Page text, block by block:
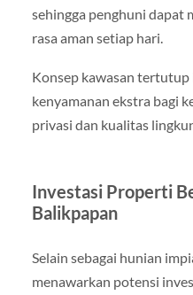
sehingga penghuni dapat
rasa aman setiap hari.
Konsep kawasan tertutup
kenyamanan ekstra bagi
privasi dan kualitas
Investasi Properti
Balikpapan
Selain sebagai hunian
menawarkan potensi